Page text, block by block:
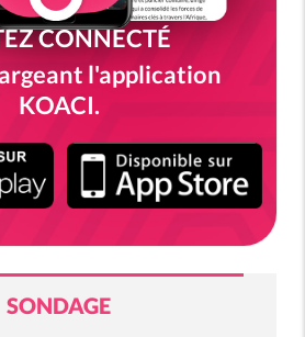
CONNECTÉ
l'application
KOACI.
SONDAGE